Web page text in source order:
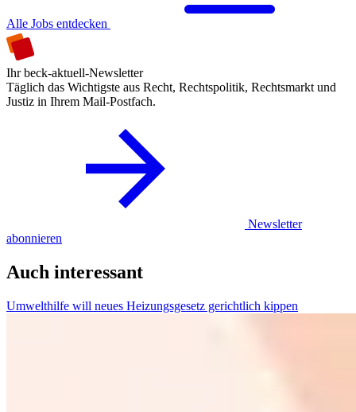
Alle Jobs entdecken
Ihr beck-aktuell-Newsletter
Täglich das Wichtigste aus Recht, Rechtspolitik, Rechtsmarkt und
Justiz in Ihrem Mail-Postfach.
Newsletter
abonnieren
Auch interessant
Umwelthilfe will neues Heizungsgesetz gerichtlich kippen